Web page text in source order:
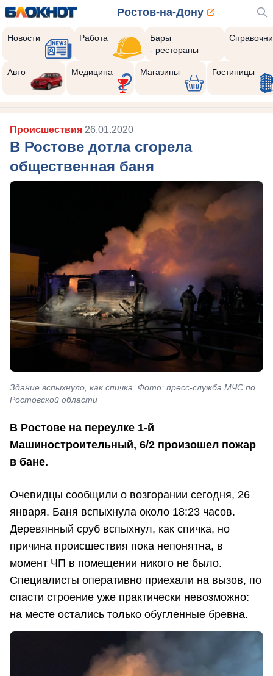
Ростов-на-Дону
Новости Работа
Бары
- рестораны
Авто Медицина Магазины Гостиницы
Происшествия 26.01.2020
В Ростове дотла сгорела
общественная баня
Здание вспыхнуло, как спичка. Фото: пресс-служба МЧС по
Ростовской области
В Ростове на переулке 1-й
Машиностроительный, 6/2 произошел пожар
в бане.
Очевидцы сообщили о возгорании сегодня, 26
января. Баня вспыхнула около 18:23 часов.
Деревянный сруб вспыхнул, как спичка, но
причина происшествия пока непонятна, в
момент ЧП в помещении никого не было.
Специалисты оперативно приехали на вызов, по
спасти строение уже практически невозможно:
на месте остались только обугленные бревна.